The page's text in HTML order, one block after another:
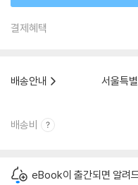
결제혜택
배송안내
서울특
배송비
eBook이 출간되면 알려